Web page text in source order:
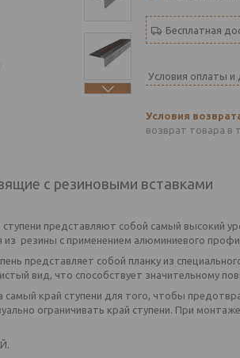
Бесплатная
Условия оплаты и
возврат товара в
с резиновыми вставками
представляют собой самый высокий
из резины с применением алюминиевого
представляет собой планку из
вид, что способствует значительному
самый край ступени для того, чтобы
ограничивать край ступени. При